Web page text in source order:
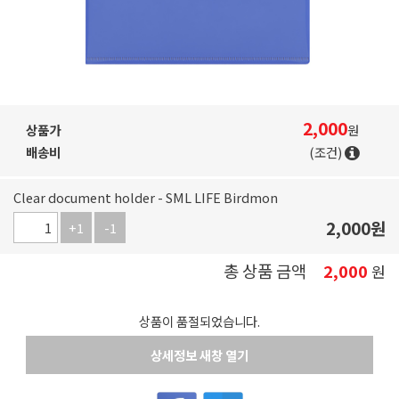
상품가 2,000원
배송비
(조건)
Clear document holder - SML LIFE Birdmon
+1
-1 2,000원
총 상품 금액
2,000 원
상품이 품절되었습니다.
상세정보 새창 열기